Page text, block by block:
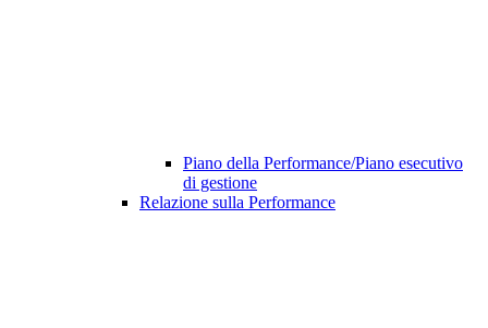
Piano della Performance/Piano esecutivo
di gestione
Relazione sulla Performance